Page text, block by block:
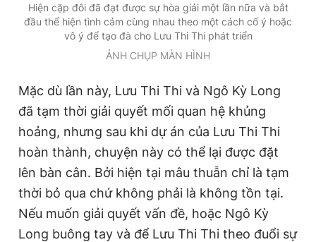
Hiện cặp đôi đã đạt được sự hòa giải một lần nữa và bắt
đầu thể hiện tình cảm cùng nhau theo một cách cố ý hoặc
vô ý để tạo đà cho Lưu Thi Thi phát triển
ẢNH CHỤP MÀN HÌNH
Mặc dù lần này, Lưu Thi Thi và Ngô Kỳ Long
đã tạm thời giải quyết mối quan hệ khủng
hoảng, nhưng sau khi dự án của Lưu Thi Thi
hoàn thành, chuyện này có thể lại được đặt
lên bàn cân. Bởi hiện tại mâu thuẫn chỉ là tạm
thời bỏ qua chứ không phải là không tồn tại.
Nếu muốn giải quyết vấn đề, hoặc Ngô Kỳ
Long buông tay và để Lưu Thi Thi theo đuổi sự